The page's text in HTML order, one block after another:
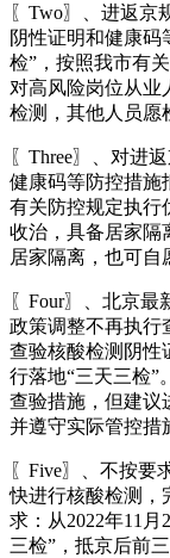
〖Two〗、进返京
阴性证明和健康码
检”，按照我市有
对高风险岗位从业
检测，其他人员愿
〖Three〗、对进
健康码等防控措施
有关防控规定执行
收治，具备居家隔
居家隔离，也可自
〖Four〗、北京
政策调整不再执行
查验核酸检测阴性
行落地“三天三检”
查验措施，但建议
并遵守实际管控措
〖Five〗、不按要
快进行核酸检测，
求：从2022年11
三检”，抵京后前